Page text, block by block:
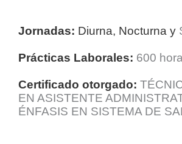
Jornadas: Diurna, Nocturna y
Prácticas Laborales: 600
Certificado otorgado:
EN ASISTENTE
ÉNFASIS EN SISTEMA DE